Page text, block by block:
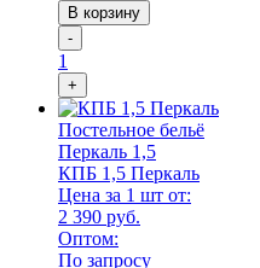
В корзину
-
1
+
Постельное бельё
Перкаль 1,5
КПБ 1,5 Перкаль
Цена за 1 шт от:
2 390 руб.
Оптом:
По запросу